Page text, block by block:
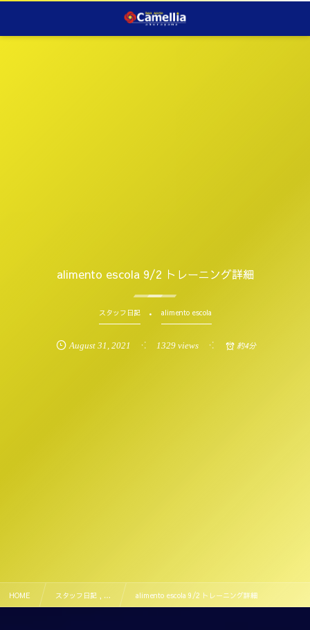
alimento escola 9/2 トレーニング詳細
スタッフ日記 alimento escola
August 31 2021 1329 views 約4分
HOME スタッフ日記 , … alimento escola 9/2 トレーニング詳細